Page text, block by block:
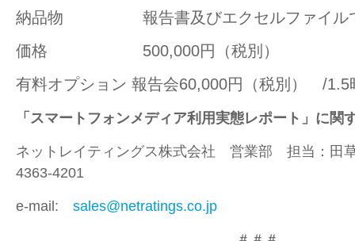
納品物 報告書及びエクセルファイルで
価格 500,000円（税別）
有料オプション 報告会60,000円（税別） /1.5
「スマートフォンメディア利用実態レポート」 に関
ネットレイティングス株式会社 営業部 担当：
4363-4201
e-mail: sales@netratings.co.jp